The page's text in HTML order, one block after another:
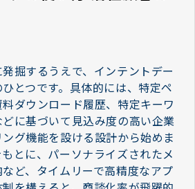
掘するうえで、インテントデー
とつです。具体的には、特定ペ
ダウンロード履歴、特定キーワ
に基づいて見込み度の高い企業
グ機能を設ける設計から始めま
とに、パーソナライズされたメ
ど、タイムリーで高精度なアプ